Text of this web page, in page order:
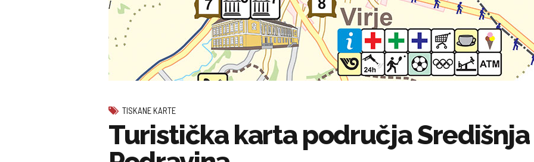
TISKANE KARTE
Turistička karta područja Središnja